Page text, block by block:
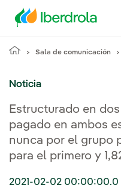
Sala de comunicación
Noticia
Estructurado en
pagado en ambos
nunca por el grupo
para el primero y
2021-02-02 00:00:00.0